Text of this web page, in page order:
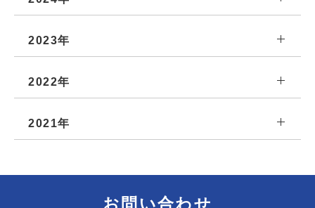
2023年
2022年
2021年
お問い合わせ